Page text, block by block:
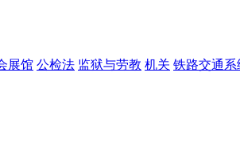
展馆 公检法 监狱与劳教 机关 铁路交通系